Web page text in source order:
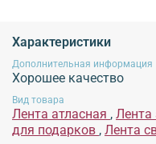
– сделайте закладку для
альбома. – используйте
создания других
полиэстер. Размер:
Внимание! Для сохранения
при высоких температурах,
отбеливание, использование
Характеристики
Дополнительная информация
Хорошее качество
Вид товара
Лента атласная , Лента
для подарков , Лента